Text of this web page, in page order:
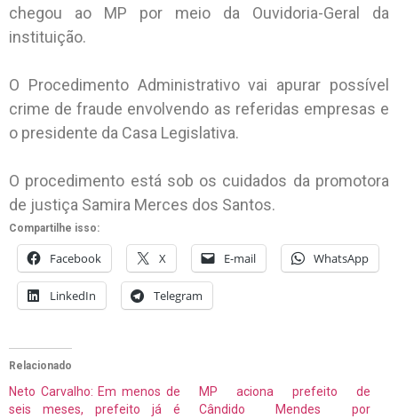
chegou ao MP por meio da Ouvidoria-Geral da
instituição.
O Procedimento Administrativo vai apurar possível
crime de fraude envolvendo as referidas empresas e
o presidente da Casa Legislativa.
O procedimento está sob os cuidados da promotora
de justiça Samira Merces dos Santos.
Compartilhe isso:
Facebook X E-mail WhatsApp
LinkedIn Telegram
Relacionado
Neto Carvalho: Em menos de
seis meses, prefeito já é
MP aciona prefeito de
Cândido Mendes por